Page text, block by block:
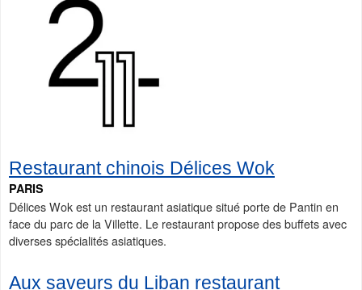
Restaurant chinois Délices Wok
PARIS
Délices Wok est un restaurant asiatique situé porte de Pantin en
face du parc de la Villette. Le restaurant propose des buffets avec
diverses spécialités asiatiques.
Aux saveurs du Liban restaurant